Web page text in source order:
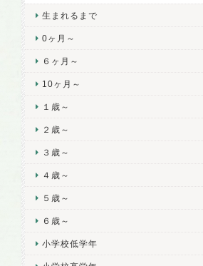
生まれるまで
0ヶ月～
６ヶ月～
10ヶ月～
１歳～
２歳～
３歳～
４歳～
５歳～
６歳～
小学校低学年